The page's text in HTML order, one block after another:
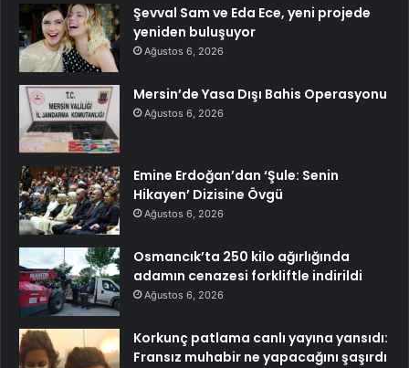
Şevval Sam ve Eda Ece, yeni projede
yeniden buluşuyor
Ağustos 6, 2026
Mersin’de Yasa Dışı Bahis Operasyonu
Ağustos 6, 2026
Emine Erdoğan’dan ‘Şule: Senin
Hikayen’ Dizisine Övgü
Ağustos 6, 2026
Osmancık’ta 250 kilo ağırlığında
adamın cenazesi forkliftle indirildi
Ağustos 6, 2026
Korkunç patlama canlı yayına yansıdı:
Fransız muhabir ne yapacağını şaşırdı